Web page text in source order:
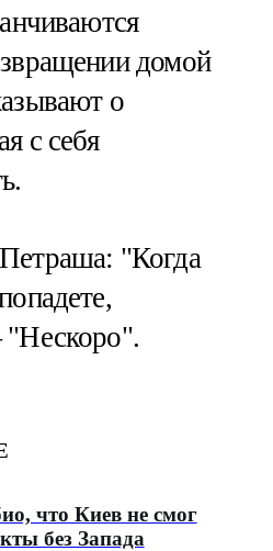
домой
о
с себя
"Когда
что Киев не смог
без Запада